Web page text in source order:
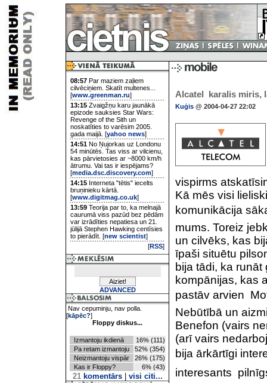
08:57 Par maziem zaļiem
cilvēciņiem. Skatīt multenes...
[www.greenman.ru]
13:15 Zvaigžņu karu jaunākā
epizode sauksies Star Wars:
Revenge of the Sith un
noskatīties to varēsim 2005.
gada maijā. [yahoo news]
14:51 No Ņujorkas uz Londonu
54 minūtēs. Tas viss ar vilcienu,
kas pārvietosies ar ~8000 km/h
ātrumu. Vai tas ir iespējams?
[media.dsc.discovery.com]
14:15 Interneta "tētis" iecelts
bruņinieku kārtā.
[www.digitmag.co.uk]
13:59 Teorija par to, ka melnajā
caurumā viss pazūd bez pēdām
var izrādīties nepatiesa un 21.
jūlijā Stephen Hawking centīsies
to pierādīt. [new scientist]
[RSS]
ADVANCED
Nav cepuminju, nav polla.
[kāpēc?]
Floppy diskus...
Izmantoju ikdienā
16% (111)
Pa retam izmantoju
52% (354)
Neizmantoju vispār
26% (175)
Kas ir Floppy?
6% (43)
21komentārs| visi citi...
Alcatel  karalis
Kuģis @ 2004-04-27 22:02
vispirms
Kā mēs visi
komunikācija
mums. Toreiz
un cilvēks, kas
īpaši situētu
bija tādi, ka
kompānijas, kas
pastāv arvien 
Nebūtībā un
Benefon (vairs
(arī vairs
bija ārkārtīgi
interesants 